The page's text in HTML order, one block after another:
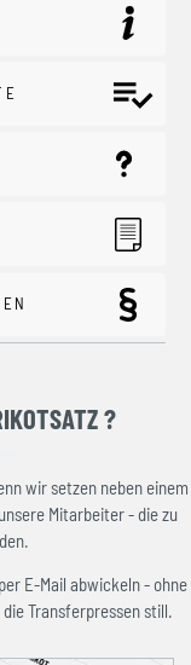
?
wir setzen neben einem
Mitarbeiter - die zu
E-Mail abwickeln - ohne
Transferpressen still.